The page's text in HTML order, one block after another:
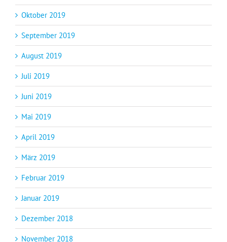
Oktober 2019
September 2019
August 2019
Juli 2019
Juni 2019
Mai 2019
April 2019
März 2019
Februar 2019
Januar 2019
Dezember 2018
November 2018